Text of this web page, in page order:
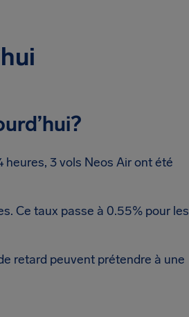
3 vols Neos Air ont été
Ce taux passe à 0.55% pour les
retard peuvent prétendre à une